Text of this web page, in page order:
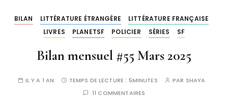
BILAN LITTÉRATURE ÉTRANGÈRE
LITTÉRATURE FRANÇAISE
LIVRES
PLANETSF POLICIER SÉRIES SF
Bilan mensuel #55 Mars 2025
IL Y A 1 AN TEMPS DE LECTURE : 5MINUTES PAR SHAYA
11 COMMENTAIRES